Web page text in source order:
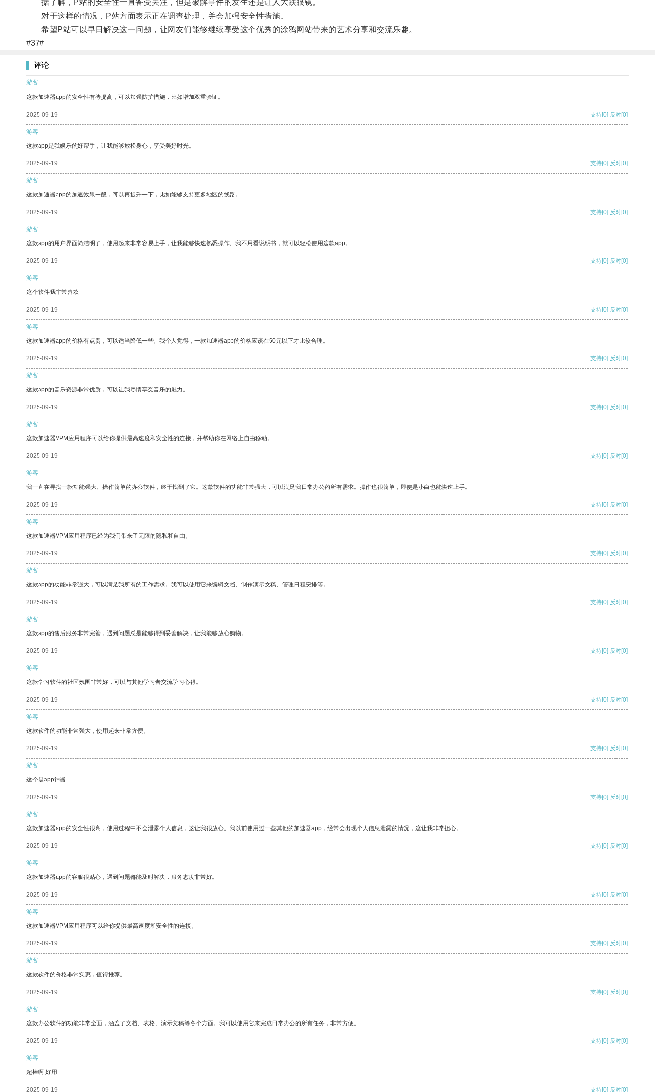
据了解，P站的安全性一直备受关注，但是破解事件的发生还是让人大跌眼镜。
对于这样的情况，P站方面表示正在调查处理，并会加强安全性措施。
希望P站可以早日解决这一问题，让网友们能够继续享受这个优秀的涂鸦网站带来的艺术分享和交流乐趣。
#37#
评论
游客
这款加速器app的安全性有待提高，可以加强防护措施，比如增加双重验证。
2025-09-19 支持[0] 反对[0]
游客
这款app是我娱乐的好帮手，让我能够放松身心，享受美好时光。
2025-09-19 支持[0] 反对[0]
游客
这款加速器app的加速效果一般，可以再提升一下，比如能够支持更多地区的线路。
2025-09-19 支持[0] 反对[0]
游客
这款app的用户界面简洁明了，使用起来非常容易上手，让我能够快速熟悉操作。我不用看说明书，就可以轻松使用这款app。
2025-09-19 支持[0] 反对[0]
游客
这个软件我非常喜欢
2025-09-19 支持[0] 反对[0]
游客
这款加速器app的价格有点贵，可以适当降低一些。我个人觉得，一款加速器app的价格应该在50元以下才比较合理。
2025-09-19 支持[0] 反对[0]
游客
这款app的音乐资源非常优质，可以让我尽情享受音乐的魅力。
2025-09-19 支持[0] 反对[0]
游客
这款加速器VPM应用程序可以给你提供最高速度和安全性的连接，并帮助你在网络上自由移动。
2025-09-19 支持[0] 反对[0]
游客
我一直在寻找一款功能强大、操作简单的办公软件，终于找到了它。这款软件的功能非常强大，可以满足我日常办公的所有需求。操作也很简单，即使是小白也能快速上手。
2025-09-19 支持[0] 反对[0]
游客
这款加速器VPM应用程序已经为我们带来了无限的隐私和自由。
2025-09-19 支持[0] 反对[0]
游客
这款app的功能非常强大，可以满足我所有的工作需求。我可以使用它来编辑文档、制作演示文稿、管理日程安排等。
2025-09-19 支持[0] 反对[0]
游客
这款app的售后服务非常完善，遇到问题总是能够得到妥善解决，让我能够放心购物。
2025-09-19 支持[0] 反对[0]
游客
这款学习软件的社区氛围非常好，可以与其他学习者交流学习心得。
2025-09-19 支持[0] 反对[0]
游客
这款软件的功能非常强大，使用起来非常方便。
2025-09-19 支持[0] 反对[0]
游客
这个是app神器
2025-09-19 支持[0] 反对[0]
游客
这款加速器app的安全性很高，使用过程中不会泄露个人信息，这让我很放心。我以前使用过一些其他的加速器app，经常会出现个人信息泄露的情况，这让我非常担心。
2025-09-19 支持[0] 反对[0]
游客
这款加速器app的客服很贴心，遇到问题都能及时解决，服务态度非常好。
2025-09-19 支持[0] 反对[0]
游客
这款加速器VPM应用程序可以给你提供最高速度和安全性的连接。
2025-09-19 支持[0] 反对[0]
游客
这款软件的价格非常实惠，值得推荐。
2025-09-19 支持[0] 反对[0]
游客
这款办公软件的功能非常全面，涵盖了文档、表格、演示文稿等各个方面。我可以使用它来完成日常办公的所有任务，非常方便。
2025-09-19 支持[0] 反对[0]
游客
超棒啊 好用
2025-09-19 支持[0] 反对[0]